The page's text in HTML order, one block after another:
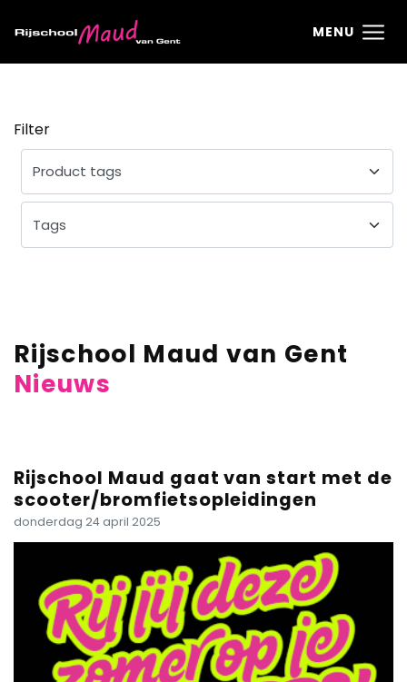
MENU
Filter
Rijschool Maud van Gent
Nieuws
Rijschool Maud gaat van start met de
scooter/bromfietsopleidingen
donderdag 24 april 2025